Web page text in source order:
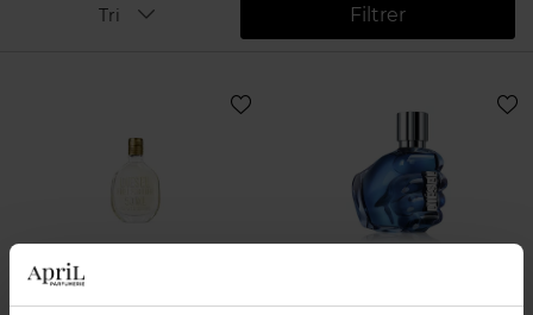
Filtrer
Tri